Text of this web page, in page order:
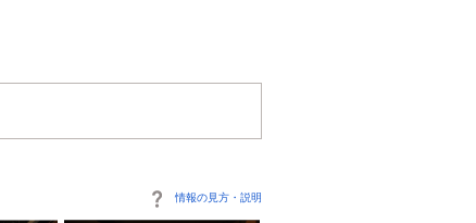
情報の見方・説明